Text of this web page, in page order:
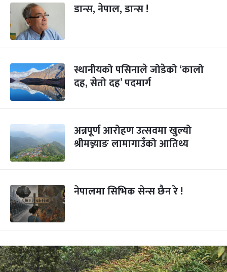
डान्स, नेपाल, डान्स !
स्थानीयको पसिनाले जोडेको ‘कालो
दह, सेतो दह’ पदमार्ग
अन्नपूर्ण आरोहण उत्सवमा खुल्यो
श्रीमञ्ज्याङ लामागाउँको आतिथ्य
नेपालमा सिभिक सेन्स छैन रे !